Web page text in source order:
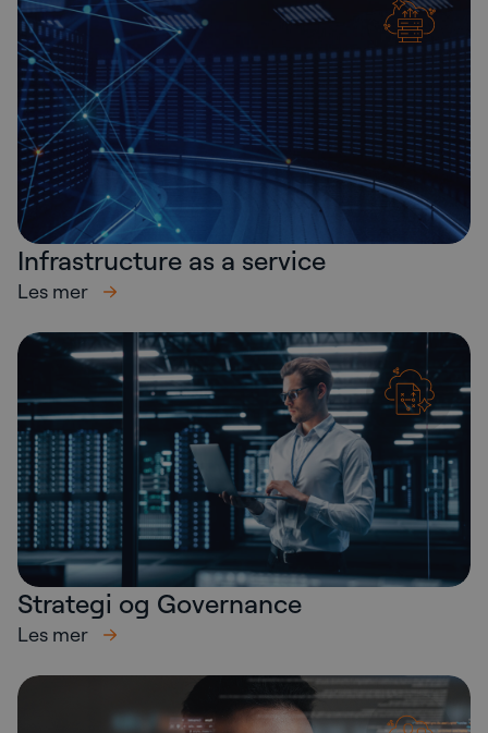
Infrastructure as a service
Les mer
Strategi og Governance
Les mer